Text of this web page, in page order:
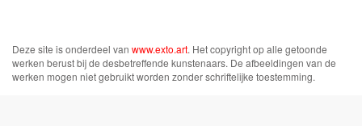
Deze site is onderdeel van www.exto.art. Het copyright op alle getoonde
werken berust bij de desbetreffende kunstenaars. De afbeeldingen van de
werken mogen niet gebruikt worden zonder schriftelijke toestemming.